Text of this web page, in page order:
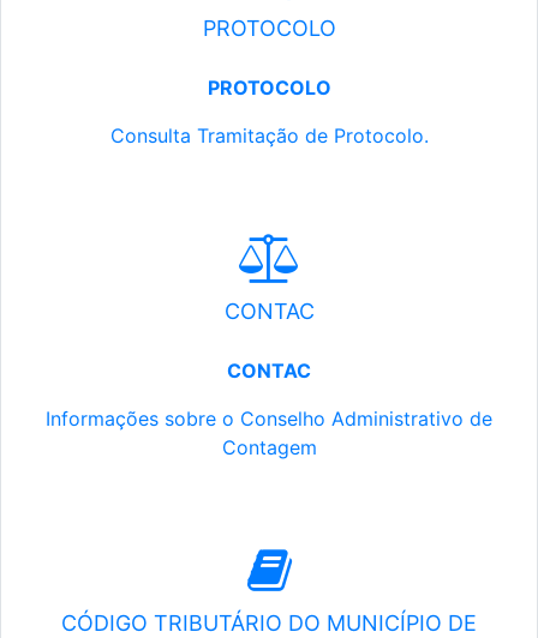
PROTOCOLO
PROTOCOLO
Consulta Tramitação de Protocolo.
CONTAC
CONTAC
Informações sobre o Conselho Administrativo de
Contagem
CÓDIGO TRIBUTÁRIO DO MUNICÍPIO DE